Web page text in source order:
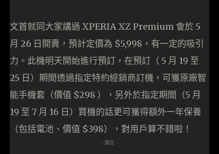
文首就同大家講過 XPERIA XZ Premium 會於 5
月 26 日開賣，預計定價為 $5,998，有一定的吸引
力。此機明天開始進行預訂，在預訂（ 5 月 19 至
25 日）期間透過指定特約經銷商訂機，可獲原廠智
能手機套（價值 $298 ），另外於指定期間（5 月
19 至 7 月 16 日）買機的話更可獲得額外一年保養
（包括電池、價值 $398），對用戶算不錯啦！
- 廣告 -